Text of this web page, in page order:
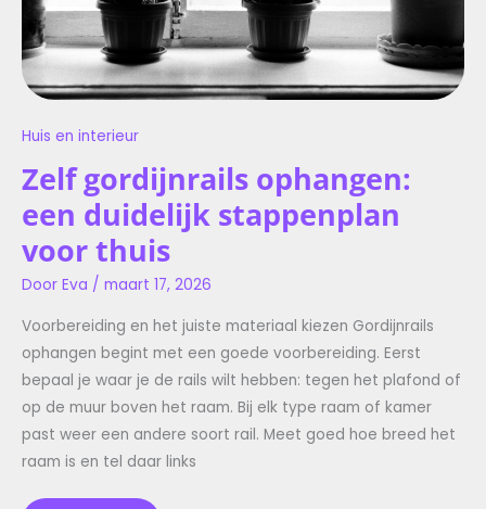
Huis en interieur
Zelf gordijnrails ophangen:
een duidelijk stappenplan
voor thuis
Door Eva / maart 17, 2026
Voorbereiding en het juiste materiaal kiezen Gordijnrails
ophangen begint met een goede voorbereiding. Eerst
bepaal je waar je de rails wilt hebben: tegen het plafond of
op de muur boven het raam. Bij elk type raam of kamer
past weer een andere soort rail. Meet goed hoe breed het
raam is en tel daar links